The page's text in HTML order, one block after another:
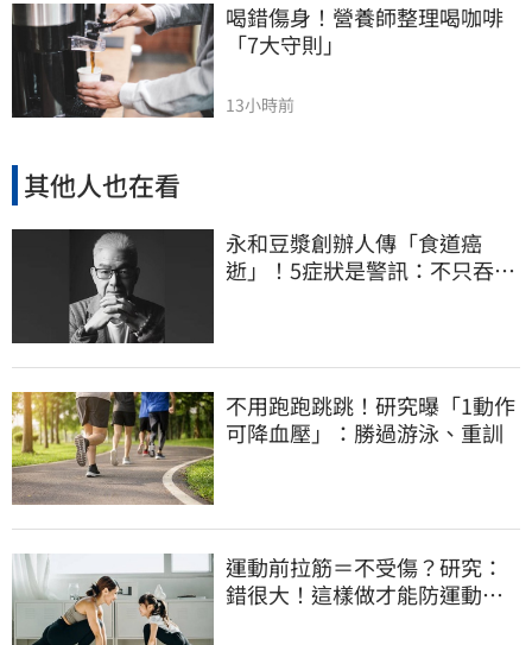
喝錯傷身！營養師整理喝咖啡
「7大守則」
13小時前
其他人也在看
永和豆漿創辦人傳「食道癌
逝」！5症狀是警訊：不只吞嚥
不用跑跑跳跳！研究曝「1動作
可降血壓」：勝過游泳、重訓
運動前拉筋＝不受傷？研究：
錯很大！這樣做才能防運動傷